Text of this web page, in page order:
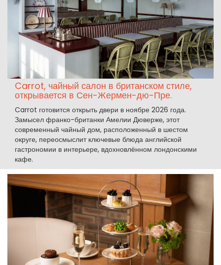
Carrot, чайный салон в британском стиле,
открывается в Сен-Жермен-дю-Пре.
Carrot готовится открыть двери в ноябре 2026 года.
Замысел франко-британки Амелии Дюверже, этот
современный чайный дом, расположенный в шестом
округе, переосмыслит ключевые блюда английской
гастрономии в интерьере, вдохновлённом лондонскими
кафе.